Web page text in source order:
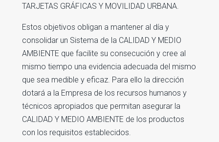
TARJETAS GRÁFICAS Y MOVILIDAD URBANA.
Estos objetivos obligan a mantener al día y
consolidar un Sistema de la CALIDAD Y MEDIO
AMBIENTE que facilite su consecución y cree al
mismo tiempo una evidencia adecuada del mismo
que sea medible y eficaz. Para ello la dirección
dotará a la Empresa de los recursos humanos y
técnicos apropiados que permitan asegurar la
CALIDAD Y MEDIO AMBIENTE de los productos
con los requisitos establecidos.